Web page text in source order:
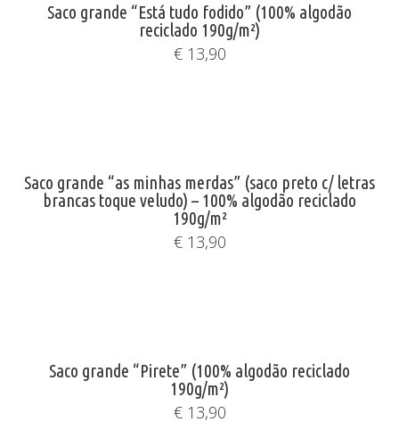
Saco grande “Está tudo fodido” (100% algodão
reciclado 190g/m²)
€13,90
Saco grande “as minhas merdas” (saco preto c/ letras
brancas toque veludo) – 100% algodão reciclado
190g/m²
€13,90
Saco grande “Pirete” (100% algodão reciclado
190g/m²)
€13,90